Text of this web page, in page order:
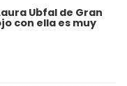
Ubfal de Gran
con ella es muy